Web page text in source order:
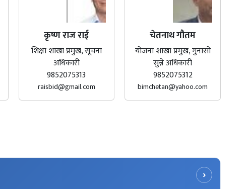
कृष्ण राज राई
शिक्षा शाखा प्रमुख, सूचना
अधिकारी
9852075313
raisbid@gmail.com
चेतनाथ गौतम
योजना शाखा प्रमुख, गुनासो
सुन्ने अधिकारी
9852075312
bimchetan@yahoo.com
›